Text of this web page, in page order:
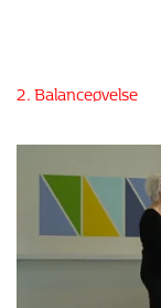
2. Balanceøvelse